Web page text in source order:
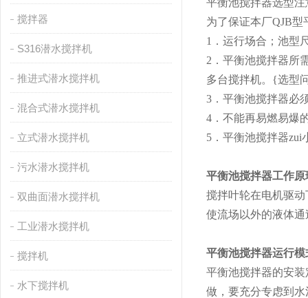
搅拌器
S316潜水搅拌机
推进式潜水搅拌机
混合式潜水搅拌机
立式潜水搅拌机
污水潜水搅拌机
双曲面潜水搅拌机
工业潜水搅拌机
搅拌机
水下搅拌机
平衡池搅拌器选型注
为了保证本厂QJB
1．运行场合；池型
2．平衡池搅拌器所
多台搅拌机。{选型
3．平衡池搅拌器必
4．不能再易燃易爆
5．平衡池搅拌器zui
平衡池搅拌器工作原
搅拌叶轮在电机驱
使流场以外的液体
平衡池搅拌器运行
平衡池搅拌器的安
做，要充分专虑到